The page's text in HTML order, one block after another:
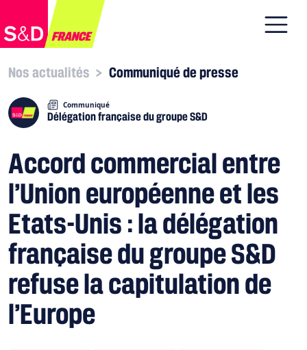
Nos actualités > Communiqué de presse
Communiqué
Délégation française du groupe S&D
Accord commercial entre
l’Union européenne et les
Etats-Unis : la délégation
française du groupe S&D
refuse la capitulation de
l’Europe